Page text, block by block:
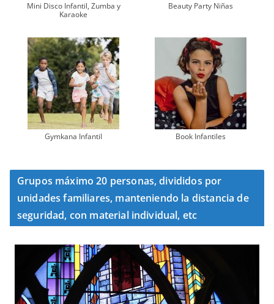
Mini Disco Infantil, Zumba y
Karaoke
Beauty Party Niñas
Gymkana Infantil Book Infantiles
Grupos máximo 20 personas, divididos por
unidades familiares, manteniendo la distancia de
seguridad, con material individual, etc